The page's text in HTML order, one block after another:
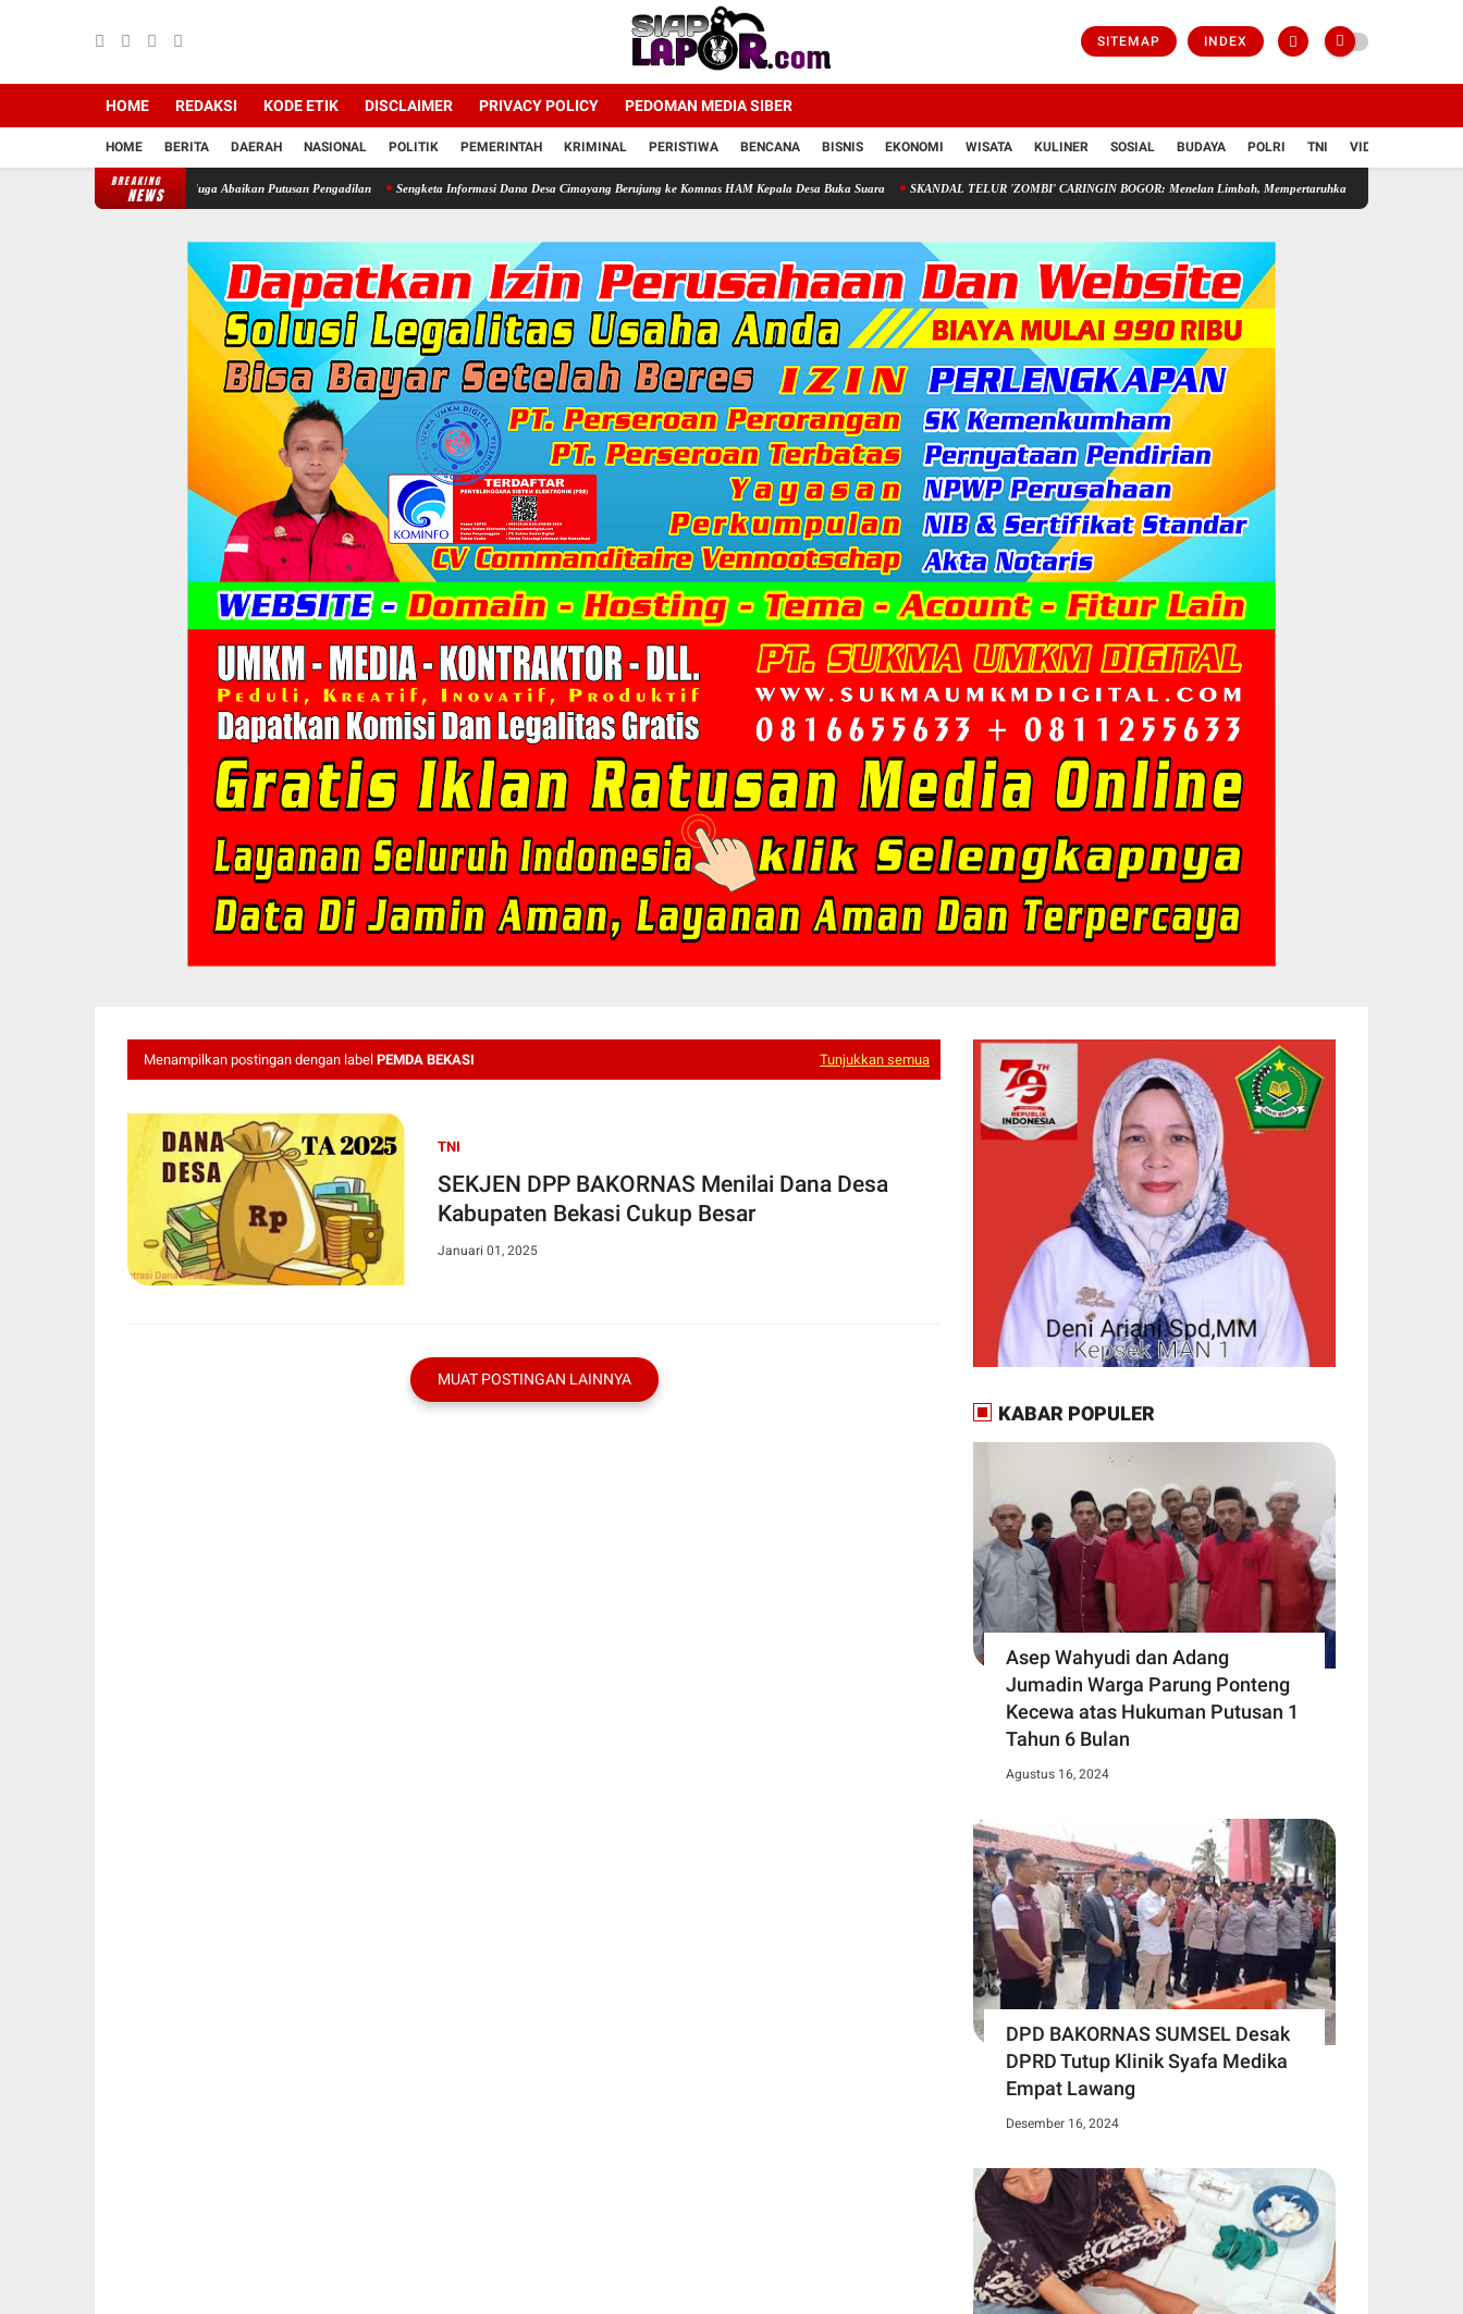
SITEMAP INDEX
HOME REDAKSI KODE ETIK DISCLAIMER PRIVACY POLICY PEDOMAN MEDIA SIBER
HOME BERITA DAERAH NASIONAL POLITIK PEMERINTAH KRIMINAL PERISTIWA BENCANA BISNIS EKONOMI WISATA KULINER SOSIAL BUDAYA POLRI TNI VIDIO
BREAKING
NEWS
Cimayang Usai Diduga Abaikan Putusan Pengadilan Sengketa Informasi Dana Desa Cimayang Berujung ke Komnas HAM Kepala Desa Buka Suara SKANDAL TELUR 'ZOMBI' CARINGIN BOGOR: Menelan Limbah, Mempertaruhkan Nyawa Rakyat
Menampilkan postingan dengan label PEMDA BEKASI Tunjukkan semua
TNI
SEKJEN DPP BAKORNAS Menilai Dana Desa
Kabupaten Bekasi Cukup Besar
Januari 01, 2025
MUAT POSTINGAN LAINNYA
KABAR POPULER
Asep Wahyudi dan Adang
Jumadin Warga Parung Ponteng
Kecewa atas Hukuman Putusan 1
Tahun 6 Bulan
Agustus 16, 2024
DPD BAKORNAS SUMSEL Desak
DPRD Tutup Klinik Syafa Medika
Empat Lawang
Desember 16, 2024